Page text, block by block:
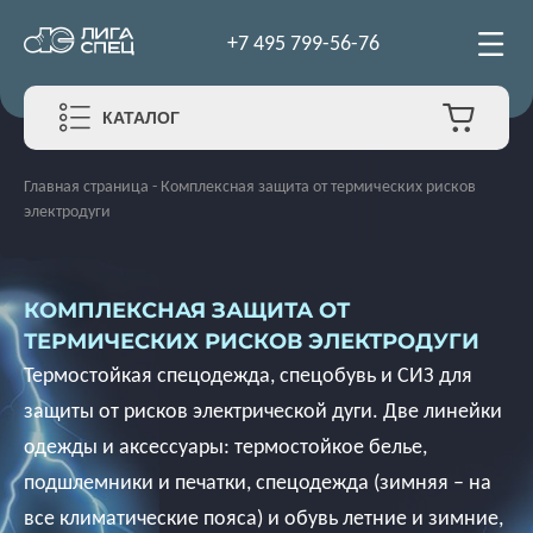
+7 495 799-56-76
КАТАЛОГ
Главная страница - Комплексная защита от термических рисков
электродуги
КОМПЛЕКСНАЯ ЗАЩИТА ОТ
ТЕРМИЧЕСКИХ РИСКОВ ЭЛЕКТРОДУГИ
Термостойкая спецодежда, спецобувь и СИЗ для
защиты от рисков электрической дуги. Две линейки
одежды и аксессуары: термостойкое белье,
подшлемники и печатки, спецодежда (зимняя – на
все климатические пояса) и обувь летние и зимние,